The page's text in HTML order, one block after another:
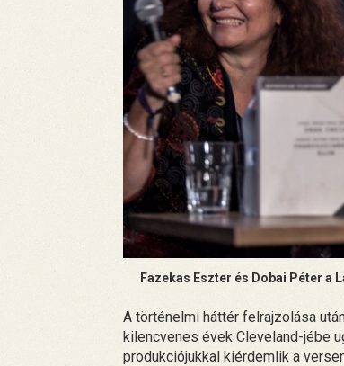
Fazekas Eszter és Dobai Péter
A történelmi háttér felrajzolása
kilencvenes évek Cleveland-jébe
produkciójukkal kiérdemlik a